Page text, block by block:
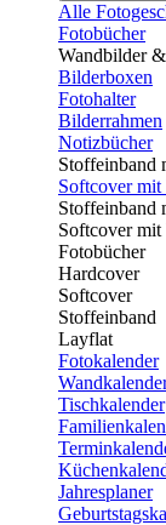
Alle
Fotobücher
Wandbilder
Bilderboxen
Fotohalter
Bilderrahmen
Notizbücher
Stoffeinband
Softcover mit
Stoffeinband
Softcover mit
Fotobücher
Hardcover
Softcover
Stoffeinband
Layflat
Fotokalender
Tischkalender
Jahresplaner